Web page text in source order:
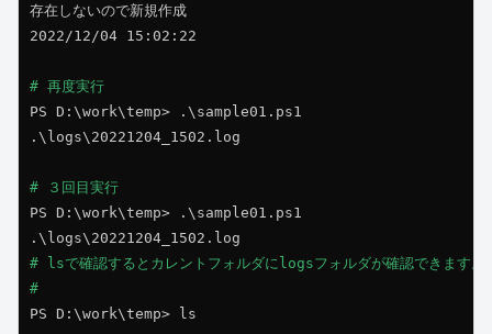
存在しないので新規作成
2022/12/04 15:02:22
# 再度実行
PS D:\work\temp> .\sample01.ps1
.\logs\20221204_1502.log
# ３回目実行
PS D:\work\temp> .\sample01.ps1
# lsで確認するとカレントフォルダにlogsフォルダが確認できます。
#
PS D:\work\temp> ls